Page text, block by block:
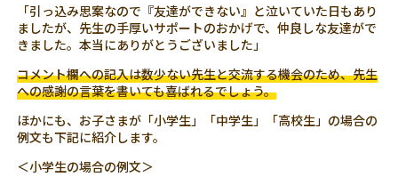
「引っ込み思案なので『友達ができない』と泣いていた日もあり
ましたが、先生の手厚いサポートのおかげで、仲良しな友達がで
きました。本当にありがとうございました」
コメント欄への記入は数少ない先生と交流する機会のため、先生
への感謝の言葉を書いても喜ばれるでしょう。
ほかにも、お子さまが「小学生」「中学生」「高校生」の場合の
例文も下記に紹介します。
＜小学生の場合の例文＞